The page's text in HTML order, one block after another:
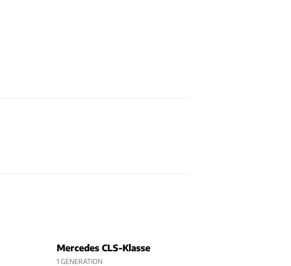
Mercedes CLS-Klasse
1 GENERATION